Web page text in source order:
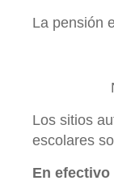
La pensión
Los sitios
escolares
En efectivo